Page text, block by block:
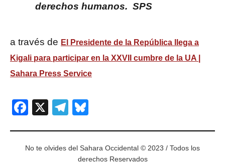
derechos humanos. SPS
a través de El Presidente de la República llega a
Kigali para participar en la XXVII cumbre de la UA |
Sahara Press Service
Facebook
X Telegram
No te olvides del Sahara Occidental © 2023 / Todos los
derechos Reservados